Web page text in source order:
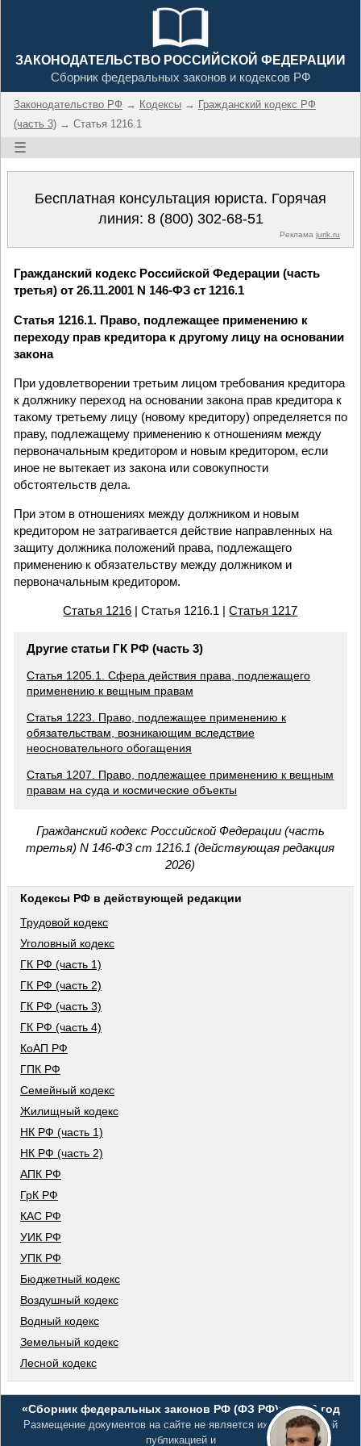
ЗАКОНОДАТЕЛЬСТВО РОССИЙСКОЙ ФЕДЕРАЦИИ
Сборник федеральных законов и кодексов РФ
Законодательство РФ → Кодексы → Гражданский кодекс РФ
(часть 3) → Статья 1216.1
☰
Бесплатная консультация юриста. Горячая
линия: 8 (800) 302-68-51
Реклама jurik.ru
Гражданский кодекс Российской Федерации (часть
третья) от 26.11.2001 N 146-ФЗ ст 1216.1
Статья 1216.1. Право, подлежащее применению к
переходу прав кредитора к другому лицу на основании
закона
При удовлетворении третьим лицом требования кредитора
к должнику переход на основании закона прав кредитора к
такому третьему лицу (новому кредитору) определяется по
праву, подлежащему применению к отношениям между
первоначальным кредитором и новым кредитором, если
иное не вытекает из закона или совокупности
обстоятельств дела.
При этом в отношениях между должником и новым
кредитором не затрагивается действие направленных на
защиту должника положений права, подлежащего
применению к обязательству между должником и
первоначальным кредитором.
Статья 1216 | Статья 1216.1 |Статья 1217
Другие статьи ГК РФ (часть 3)
Статья 1205.1. Сфера действия права, подлежащего
применению к вещным правам
Статья 1223. Право, подлежащее применению к
обязательствам, возникающим вследствие
неосновательного обогащения
Статья 1207. Право, подлежащее применению к вещным
правам на суда и космические объекты
Гражданский кодекс Российской Федерации (часть
третья) N 146-ФЗ ст 1216.1 (действующая редакция
2026)
Кодексы РФ в действующей редакции
Трудовой кодекс
Уголовный кодекс
ГК РФ (часть 1)
ГК РФ (часть 2)
ГК РФ (часть 3)
ГК РФ (часть 4)
КоАП РФ
ГПК РФ
Семейный кодекс
Жилищный кодекс
НК РФ (часть 1)
НК РФ (часть 2)
АПК РФ
ГрК РФ
КАС РФ
УИК РФ
УПК РФ
Бюджетный кодекс
Воздушный кодекс
Водный кодекс
Земельный кодекс
Лесной кодекс
«Сборник федеральных законов РФ (ФЗ РФ)», 2026 год
Размещение документов на сайте не является их официальной
публикацией и